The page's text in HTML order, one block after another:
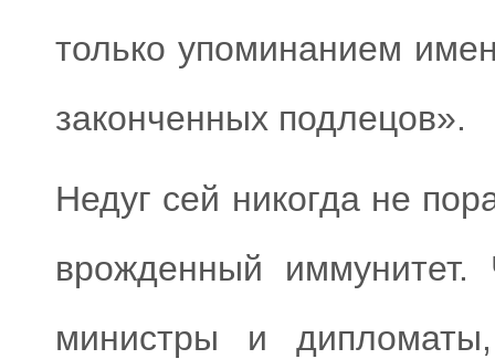
только упоминанием
законченных подлецов».
Недуг сей никогда не
врожденный иммунитет.
министры и